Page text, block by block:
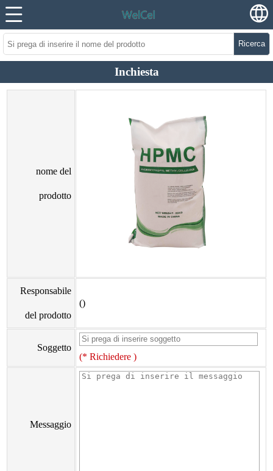
Ricerca
Inchiesta
nome del
prodotto
Responsabile
del prodotto
()
Soggetto
(* Richiedere )
Messaggio